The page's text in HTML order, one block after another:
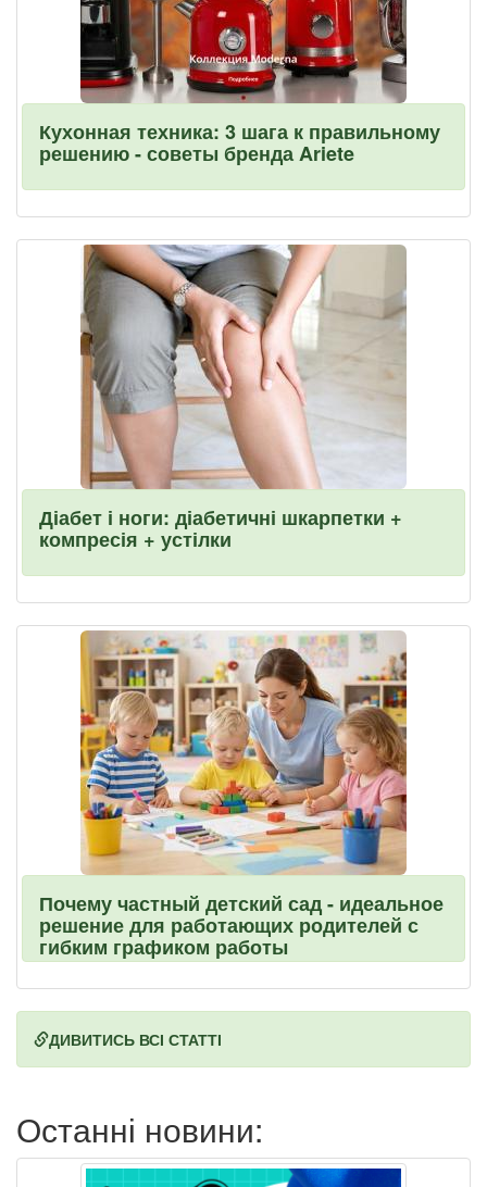
Кухонная техника: 3 шага к правильному
решению - советы бренда Ariete
Діабет і ноги: діабетичні шкарпетки +
компресія + устілки
Почему частный детский сад - идеальное
решение для работающих родителей с
гибким графиком работы
ДИВИТИСЬ ВСІ СТАТТІ
Останні новини: